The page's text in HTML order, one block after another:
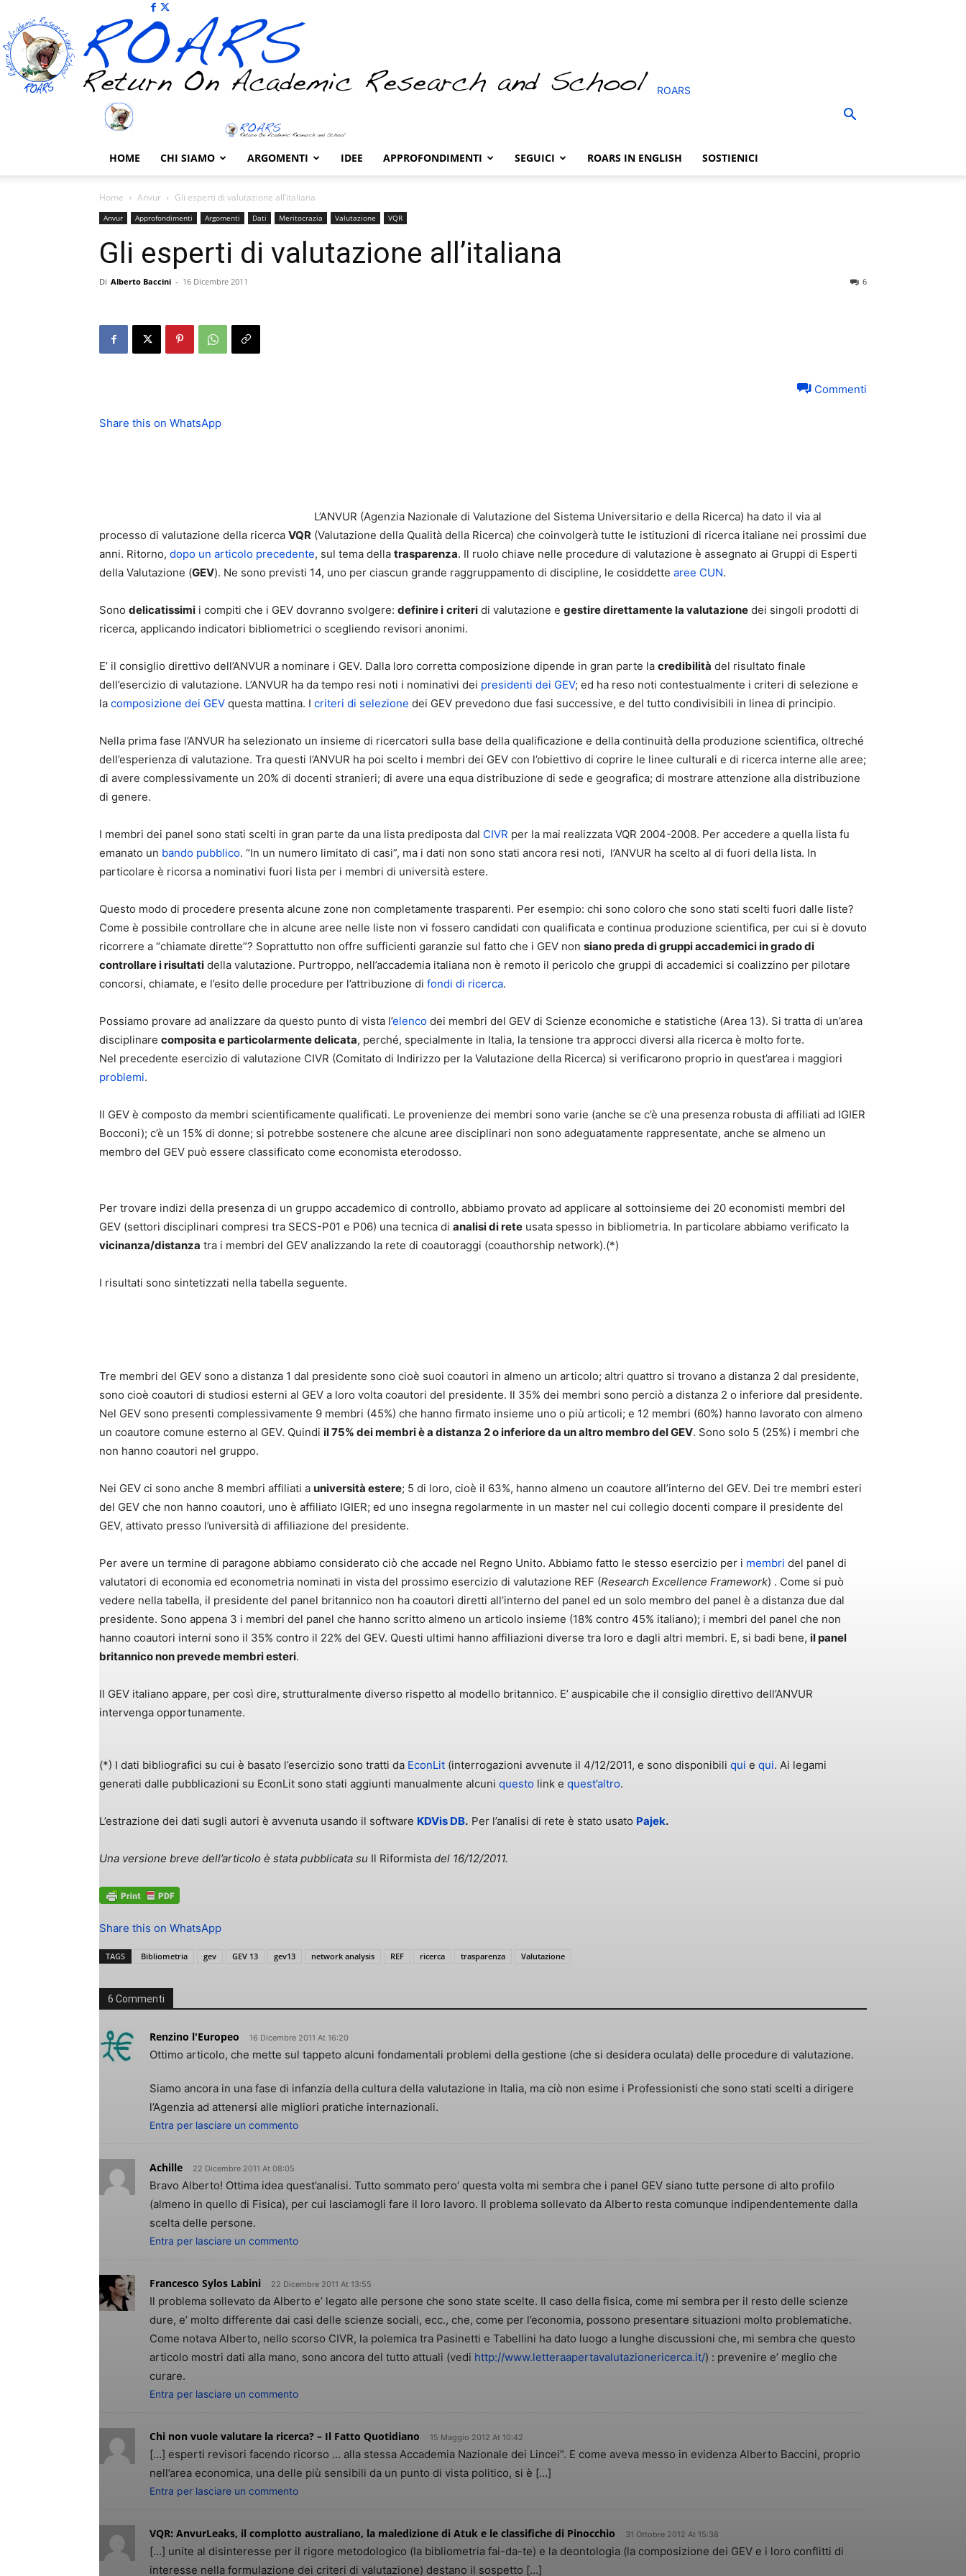
ROARS
HOME CHI SIAMO ARGOMENTI IDEE APPROFONDIMENTI SEGUICI ROARS IN ENGLISH SOSTIENICI
Home Anvur Gli esperti di valutazione all’italiana
Anvur Approfondimenti Argomenti Dati Meritocrazia Valutazione VQR
Gli esperti di valutazione all’italiana
Di Alberto Baccini - 16 Dicembre 2011 6
Commenti
Share this on WhatsApp
L’ANVUR (Agenzia Nazionale di Valutazione del Sistema Universitario e della Ricerca) ha dato il via al
processo di valutazione della ricerca VQR (Valutazione della Qualità della Ricerca) che coinvolgerà tutte le istituzioni di ricerca italiane nei prossimi due
anni. Ritorno, dopo un articolo precedente, sul tema della trasparenza. Il ruolo chiave nelle procedure di valutazione è assegnato ai Gruppi di Esperti
della Valutazione (GEV). Ne sono previsti 14, uno per ciascun grande raggruppamento di discipline, le cosiddette aree CUN.
Sono delicatissimi i compiti che i GEV dovranno svolgere: definire i criteri di valutazione e gestire direttamente la valutazione dei singoli prodotti di
ricerca, applicando indicatori bibliometrici o scegliendo revisori anonimi.
E’ il consiglio direttivo dell’ANVUR a nominare i GEV. Dalla loro corretta composizione dipende in gran parte la credibilità del risultato finale
dell’esercizio di valutazione. L’ANVUR ha da tempo resi noti i nominativi dei presidenti dei GEV; ed ha reso noti contestualmente i criteri di selezione e
la composizione dei GEV questa mattina. I criteri di selezione dei GEV prevedono due fasi successive, e del tutto condivisibili in linea di principio.
Nella prima fase l’ANVUR ha selezionato un insieme di ricercatori sulla base della qualificazione e della continuità della produzione scientifica, oltreché
dell’esperienza di valutazione. Tra questi l’ANVUR ha poi scelto i membri dei GEV con l’obiettivo di coprire le linee culturali e di ricerca interne alle aree;
di avere complessivamente un 20% di docenti stranieri; di avere una equa distribuzione di sede e geografica; di mostrare attenzione alla distribuzione
di genere.
I membri dei panel sono stati scelti in gran parte da una lista prediposta dal CIVR per la mai realizzata VQR 2004-2008. Per accedere a quella lista fu
emanato un bando pubblico. “In un numero limitato di casi”, ma i dati non sono stati ancora resi noti, l’ANVUR ha scelto al di fuori della lista. In
particolare è ricorsa a nominativi fuori lista per i membri di università estere.
Questo modo di procedere presenta alcune zone non completamente trasparenti. Per esempio: chi sono coloro che sono stati scelti fuori dalle liste?
Come è possibile controllare che in alcune aree nelle liste non vi fossero candidati con qualificata e continua produzione scientifica, per cui si è dovuto
ricorrere a “chiamate dirette”? Soprattutto non offre sufficienti garanzie sul fatto che i GEV non siano preda di gruppi accademici in grado di
controllare i risultati della valutazione. Purtroppo, nell’accademia italiana non è remoto il pericolo che gruppi di accademici si coalizzino per pilotare
concorsi, chiamate, e l’esito delle procedure per l’attribuzione di fondi di ricerca.
Possiamo provare ad analizzare da questo punto di vista l’elenco dei membri del GEV di Scienze economiche e statistiche (Area 13). Si tratta di un’area
disciplinare composita e particolarmente delicata, perché, specialmente in Italia, la tensione tra approcci diversi alla ricerca è molto forte.
Nel precedente esercizio di valutazione CIVR (Comitato di Indirizzo per la Valutazione della Ricerca) si verificarono proprio in quest’area i maggiori
problemi.
Il GEV è composto da membri scientificamente qualificati. Le provenienze dei membri sono varie (anche se c’è una presenza robusta di affiliati ad IGIER
Bocconi); c’è un 15% di donne; si potrebbe sostenere che alcune aree disciplinari non sono adeguatamente rappresentate, anche se almeno un
membro del GEV può essere classificato come economista eterodosso.
Per trovare indizi della presenza di un gruppo accademico di controllo, abbiamo provato ad applicare al sottoinsieme dei 20 economisti membri del
GEV (settori disciplinari compresi tra SECS-P01 e P06) una tecnica di analisi di rete usata spesso in bibliometria. In particolare abbiamo verificato la
vicinanza/distanza tra i membri del GEV analizzando la rete di coautoraggi (coauthorship network).(*)
I risultati sono sintetizzati nella tabella seguente.
Tre membri del GEV sono a distanza 1 dal presidente sono cioè suoi coautori in almeno un articolo; altri quattro si trovano a distanza 2 dal presidente,
sono cioè coautori di studiosi esterni al GEV a loro volta coautori del presidente. Il 35% dei membri sono perciò a distanza 2 o inferiore dal presidente.
Nel GEV sono presenti complessivamente 9 membri (45%) che hanno firmato insieme uno o più articoli; e 12 membri (60%) hanno lavorato con almeno
un coautore comune esterno al GEV. Quindi il 75% dei membri è a distanza 2 o inferiore da un altro membro del GEV. Sono solo 5 (25%) i membri che
non hanno coautori nel gruppo.
Nei GEV ci sono anche 8 membri affiliati a università estere; 5 di loro, cioè il 63%, hanno almeno un coautore all’interno del GEV. Dei tre membri esteri
del GEV che non hanno coautori, uno è affiliato IGIER; ed uno insegna regolarmente in un master nel cui collegio docenti compare il presidente del
GEV, attivato presso l’università di affiliazione del presidente.
Per avere un termine di paragone abbiamo considerato ciò che accade nel Regno Unito. Abbiamo fatto le stesso esercizio per i membri del panel di
valutatori di economia ed econometria nominati in vista del prossimo esercizio di valutazione REF (Research Excellence Framework) . Come si può
vedere nella tabella, il presidente del panel britannico non ha coautori diretti all’interno del panel ed un solo membro del panel è a distanza due dal
presidente. Sono appena 3 i membri del panel che hanno scritto almeno un articolo insieme (18% contro 45% italiano); i membri del panel che non
hanno coautori interni sono il 35% contro il 22% del GEV. Questi ultimi hanno affiliazioni diverse tra loro e dagli altri membri. E, si badi bene, il panel
britannico non prevede membri esteri.
Il GEV italiano appare, per così dire, strutturalmente diverso rispetto al modello britannico. E’ auspicabile che il consiglio direttivo dell’ANVUR
intervenga opportunamente.
(*) I dati bibliografici su cui è basato l’esercizio sono tratti da EconLit (interrogazioni avvenute il 4/12/2011, e sono disponibili qui e qui. Ai legami
generati dalle pubblicazioni su EconLit sono stati aggiunti manualmente alcuni questo link e quest’altro.
L’estrazione dei dati sugli autori è avvenuta usando il software KDVis DB. Per l’analisi di rete è stato usato Pajek.
Una versione breve dell’articolo è stata pubblicata su Il Riformista del 16/12/2011.
Share this on WhatsApp
TAGS Bibliometria gev GEV 13 gev13 network analysis REF ricerca trasparenza Valutazione
6 Commenti
Renzino l'Europeo 16 Dicembre 2011 At 16:20
Ottimo articolo, che mette sul tappeto alcuni fondamentali problemi della gestione (che si desidera oculata) delle procedure di valutazione.
Siamo ancora in una fase di infanzia della cultura della valutazione in Italia, ma ciò non esime i Professionisti che sono stati scelti a dirigere
l’Agenzia ad attenersi alle migliori pratiche internazionali.
Entra per lasciare un commento
Achille 22 Dicembre 2011 At 08:05
Bravo Alberto! Ottima idea quest’analisi. Tutto sommato pero’ questa volta mi sembra che i panel GEV siano tutte persone di alto profilo
(almeno in quello di Fisica), per cui lasciamogli fare il loro lavoro. Il problema sollevato da Alberto resta comunque indipendentemente dalla
scelta delle persone.
Entra per lasciare un commento
Francesco Sylos Labini 22 Dicembre 2011 At 13:55
Il problema sollevato da Alberto e’ legato alle persone che sono state scelte. Il caso della fisica, come mi sembra per il resto delle scienze
dure, e’ molto differente dai casi delle scienze sociali, ecc., che, come per l’economia, possono presentare situazioni molto problematiche.
Come notava Alberto, nello scorso CIVR, la polemica tra Pasinetti e Tabellini ha dato luogo a lunghe discussioni che, mi sembra che questo
articolo mostri dati alla mano, sono ancora del tutto attuali (vedi http://www.letteraapertavalutazionericerca.it/) : prevenire e’ meglio che
curare.
Entra per lasciare un commento
Chi non vuole valutare la ricerca? – Il Fatto Quotidiano 15 Maggio 2012 At 10:42
[…] esperti revisori facendo ricorso … alla stessa Accademia Nazionale dei Lincei”. E come aveva messo in evidenza Alberto Baccini, proprio
nell’area economica, una delle più sensibili da un punto di vista politico, si è […]
Entra per lasciare un commento
VQR: AnvurLeaks, il complotto australiano, la maledizione di Atuk e le classifiche di Pinocchio 31 Ottobre 2012 At 15:38
[…] unite al disinteresse per il rigore metodologico (la bibliometria fai-da-te) e la deontologia (la composizione dei GEV e i loro conflitti di
interesse nella formulazione dei criteri di valutazione) destano il sospetto […]